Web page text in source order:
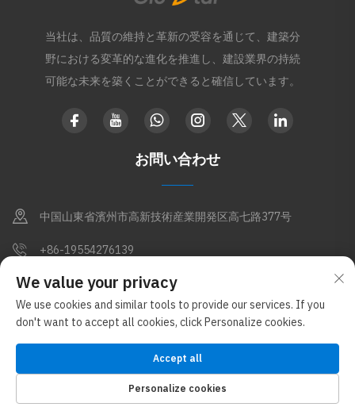
当社は、品質の維持と革新の受容を通じて、建築分
野における変革的な進化を推進し、建設業界の持続
可能な未来を築くことができると確信しています。
お問い合わせ
中国山東省濱州市高新技術産業開発区高七路377号
+86-19554276139
[email protected]
著作権 © 山東アペックス金属製品有限公司。無断転載禁止（グロスタ
ー新材料グループ傘下） プライバシーポリシー
We value your privacy
We use cookies and similar tools to provide our services. If you
don't want to accept all cookies, click Personalize cookies.
Personalize cookies
Accept all